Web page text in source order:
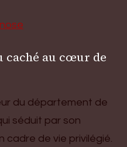
caché au cœur de
du département de
séduit par son
cadre de vie privilégié.